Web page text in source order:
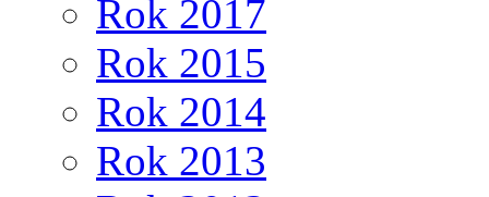
Rok 2017
Rok 2015
Rok 2014
Rok 2013